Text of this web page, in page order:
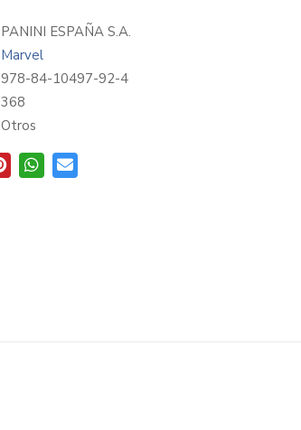
PANINI ESPAÑA S.A.
Marvel
978-84-10497-92-4
368
Otros